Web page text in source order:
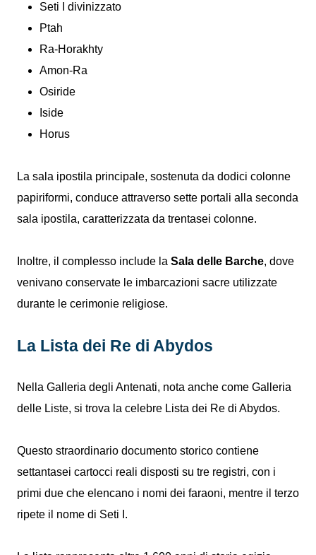
Seti I divinizzato
Ptah
Ra-Horakhty
Amon-Ra
Osiride
Iside
Horus
La sala ipostila principale, sostenuta da dodici colonne
papiriformi, conduce attraverso sette portali alla seconda
sala ipostila, caratterizzata da trentasei colonne.
Inoltre, il complesso include la Sala delle Barche, dove
venivano conservate le imbarcazioni sacre utilizzate
durante le cerimonie religiose.
La Lista dei Re di Abydos
Nella Galleria degli Antenati, nota anche come Galleria
delle Liste, si trova la celebre Lista dei Re di Abydos.
Questo straordinario documento storico contiene
settantasei cartocci reali disposti su tre registri, con i
primi due che elencano i nomi dei faraoni, mentre il terzo
ripete il nome di Seti I.